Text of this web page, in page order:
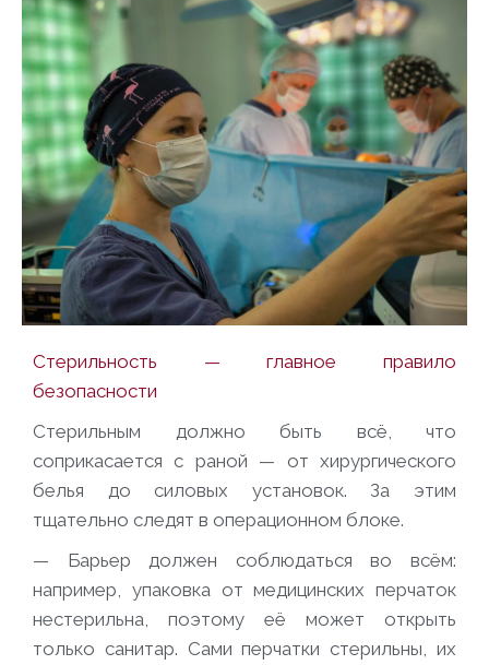
Стерильность — главное правило
безопасности
Стерильным должно быть всё, что
соприкасается с раной — от хирургического
белья до силовых установок. За этим
тщательно следят в операционном блоке.
— Барьер должен соблюдаться во всём:
например, упаковка от медицинских перчаток
нестерильна, поэтому её может открыть
только санитар. Сами перчатки стерильны, их